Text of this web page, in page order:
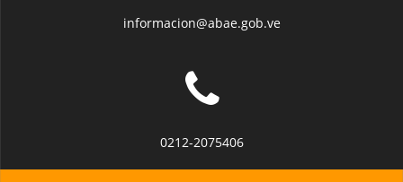
informacion@abae.gob.ve
0212-2075406